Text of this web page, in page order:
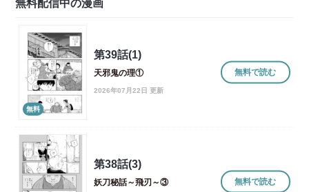
無料配信中の漫画
無料
第39話(1)
天邪鬼の理①
2026年07月22日 更新
無料で読む
第38話(3)
妖刀秘話～飛刃～③ 無料で読む